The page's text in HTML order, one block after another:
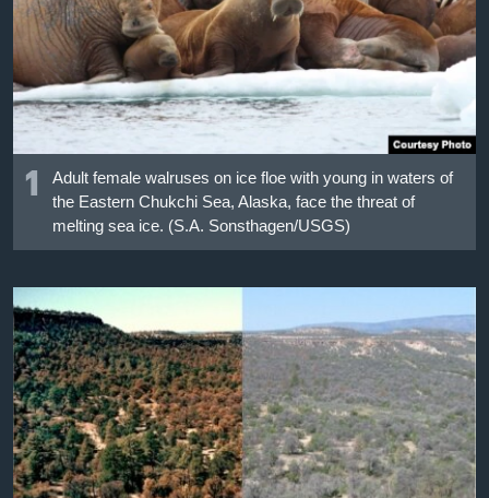
ติดตามเรา
เลือกภาษา
1
Adult female walruses on ice floe with young in waters of
the Eastern Chukchi Sea, Alaska, face the threat of
melting sea ice. (S.A. Sonsthagen/USGS)